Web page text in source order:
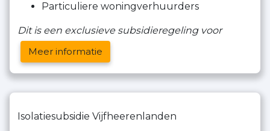
Particuliere woningverhuurders
Dit is een exclusieve subsidieregeling voor
Meer informatie
Isolatiesubsidie Vijfheerenlanden